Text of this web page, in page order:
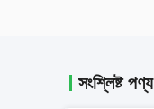
সংশ্লিষ্ট পণ্য